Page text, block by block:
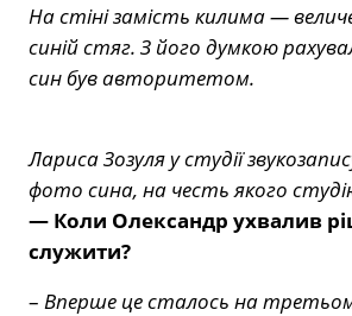
На стіні замість килима —
синій стяг. З його думкою
син був авторитетом.
Лариса Зозуля у студії
фото сина, на честь якого
— Коли Олександр ухвалив
служити?
– Вперше це сталось на